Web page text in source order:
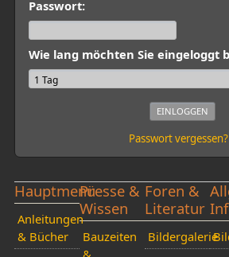
Passwort:
Wie lang möchten Sie eingeloggt
Passwort vergessen?
Hauptmenü
Anleitungen
& Bücher
Presse &
Wissen
Bauzeiten
Foren &
Literatur
Bildergalerie